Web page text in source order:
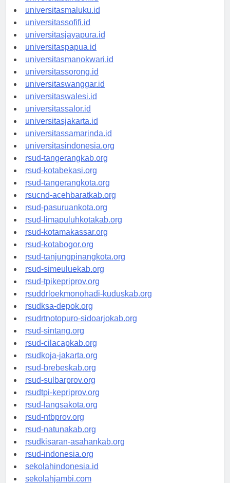
universitasambon.id
universitasmaluku.id
universitassofifi.id
universitasjayapura.id
universitaspapua.id
universitasmanokwari.id
universitassorong.id
universitaswanggar.id
universitaswalesi.id
universitassalor.id
universitasjakarta.id
universitassamarinda.id
universitasindonesia.org
rsud-tangerangkab.org
rsud-kotabekasi.org
rsud-tangerangkota.org
rsucnd-acehbaratkab.org
rsud-pasuruankota.org
rsud-limapuluhkotakab.org
rsud-kotamakassar.org
rsud-kotabogor.org
rsud-tanjungpinangkota.org
rsud-simeuluekab.org
rsud-tpikepriprov.org
rsuddrloekmonohadi-kuduskab.org
rsudksa-depok.org
rsudrtnotopuro-sidoarjokab.org
rsud-sintang.org
rsud-cilacapkab.org
rsudkoja-jakarta.org
rsud-brebeskab.org
rsud-sulbarprov.org
rsudtpi-kepriprov.org
rsud-langsakota.org
rsud-ntbprov.org
rsud-natunakab.org
rsudkisaran-asahankab.org
rsud-indonesia.org
sekolahindonesia.id